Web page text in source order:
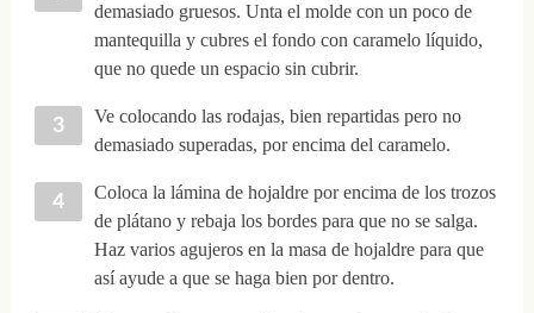
demasiado gruesos. Unta el molde con un poco de
mantequilla y cubres el fondo con caramelo líquido,
que no quede un espacio sin cubrir.
Ve colocando las rodajas, bien repartidas pero no
demasiado superadas, por encima del caramelo.
Coloca la lámina de hojaldre por encima de los trozos
de plátano y rebaja los bordes para que no se salga.
Haz varios agujeros en la masa de hojaldre para que
así ayude a que se haga bien por dentro.